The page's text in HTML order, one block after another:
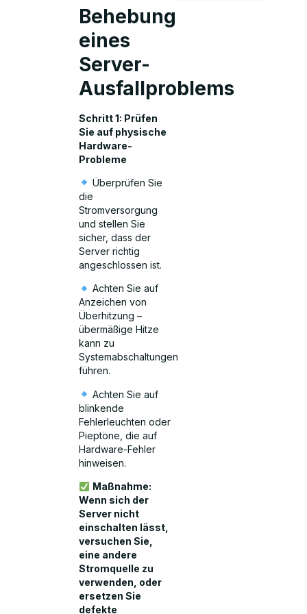
Behebung
eines
Server-
Ausfallproblems
Schritt 1: Prüfen
Sie auf physische
Hardware-
Probleme
Überprüfen Sie
die
Stromversorgung
und stellen Sie
sicher, dass der
Server richtig
angeschlossen ist.
Achten Sie auf
Anzeichen von
Überhitzung –
übermäßige Hitze
kann zu
Systemabschaltungen
führen.
Achten Sie auf
blinkende
Fehlerleuchten oder
Pieptöne, die auf
Hardware-Fehler
hinweisen.
Maßnahme:
Wenn sich der
Server nicht
einschalten lässt,
versuchen Sie,
eine andere
Stromquelle zu
verwenden, oder
ersetzen Sie
defekte